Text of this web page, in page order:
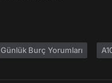
Günlük Burç Yorumları